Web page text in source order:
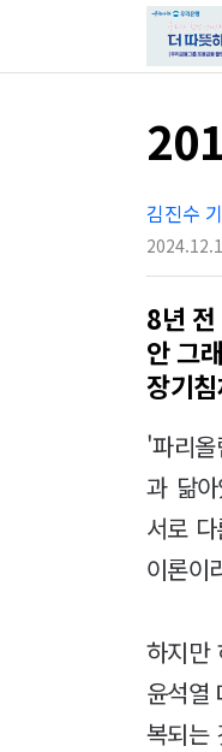
김진수
8년
안 그
장기
'파리
과 닮
서로
이론이
하지만
윤석열
복되는